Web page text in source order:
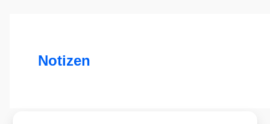
Notizen